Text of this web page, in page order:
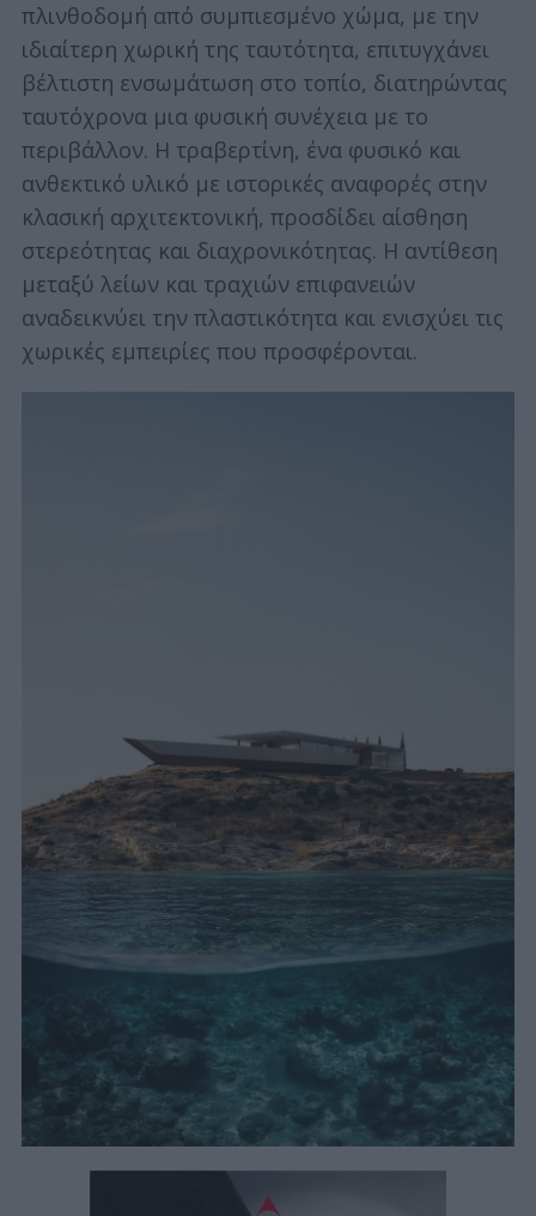
πλινθοδομή από συμπιεσμένο χώμα, με την
ιδιαίτερη χωρική της ταυτότητα, επιτυγχάνει
βέλτιστη ενσωμάτωση στο τοπίο, διατηρώντας
ταυτόχρονα μια φυσική συνέχεια με το
περιβάλλον. Η τραβερτίνη, ένα φυσικό και
ανθεκτικό υλικό με ιστορικές αναφορές στην
κλασική αρχιτεκτονική, προσδίδει αίσθηση
στερεότητας και διαχρονικότητας. Η αντίθεση
μεταξύ λείων και τραχιών επιφανειών
αναδεικνύει την πλαστικότητα και ενισχύει τις
χωρικές εμπειρίες που προσφέρονται.